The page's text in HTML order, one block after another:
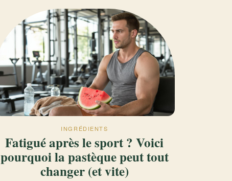
INGRÉDIENTS
Fatigué après le sport ? Voici
pourquoi la pastèque peut tout
changer (et vite)